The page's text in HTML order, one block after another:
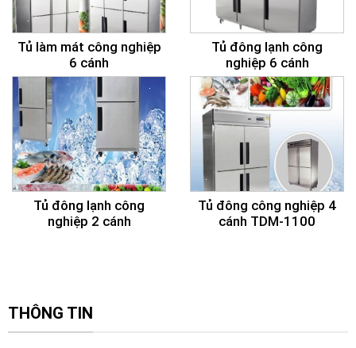
Tủ làm mát công nghiệp
6 cánh
Tủ đông lạnh công
nghiệp 6 cánh
Tủ đông lạnh công
nghiệp 2 cánh
Tủ đông công nghiệp 4
cánh TDM-1100
THÔNG TIN